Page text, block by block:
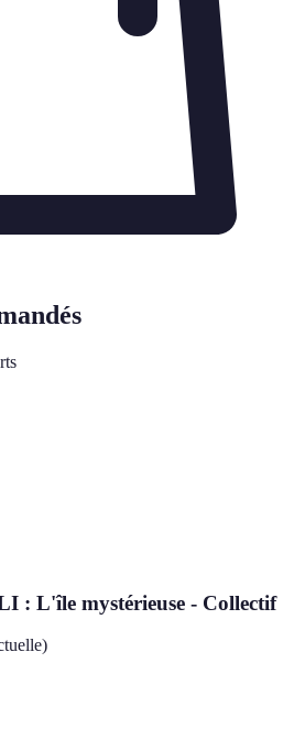
: L'île mystérieuse - Collectif